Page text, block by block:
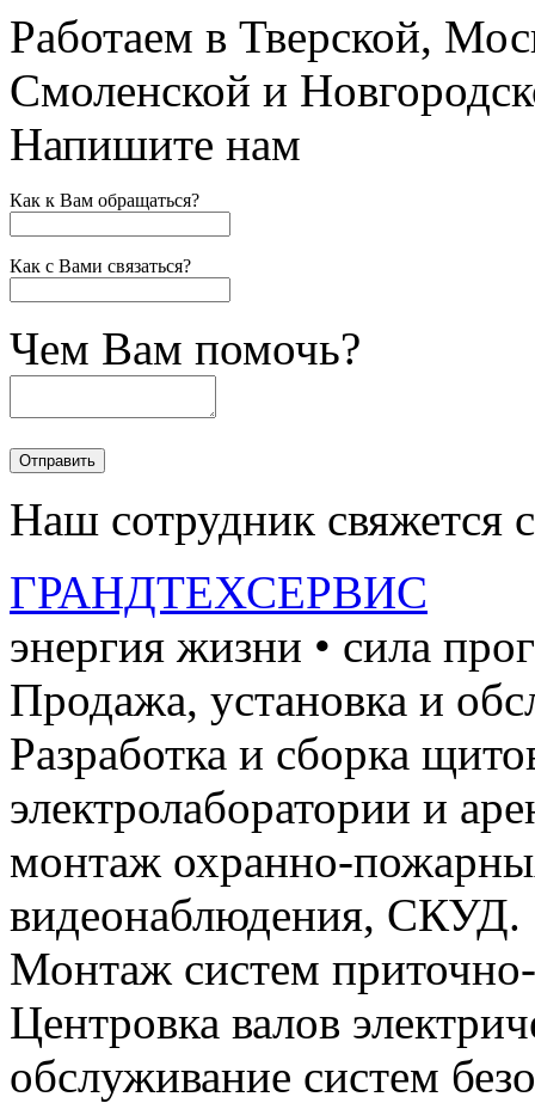
Работаем в Тверской,
Смоленской и
Напишите нам
Как к Вам обращаться?
Как с Вами связаться?
Чем Вам помочь?
Наш сотрудник свяжется
ГРАНДТЕХСЕРВИС
энергия жизни • сила
Продажа, установка и
Разработка и сборка
электролаборатории и
монтаж охранно-
видеонаблюдения, СКУД.
Монтаж систем
Центровка валов
обслуживание систем